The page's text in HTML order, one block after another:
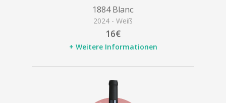
1884 Blanc
2024 - Weiß
16€
+ Weitere Informationen